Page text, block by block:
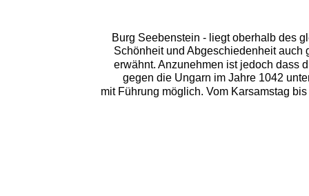
Burg Seebenstein - liegt oberhalb des
Schönheit und Abgeschiedenheit auch
erwähnt. Anzunehmen ist jedoch dass
gegen die Ungarn im Jahre 1042
mit Führung möglich. Vom Karsamstag